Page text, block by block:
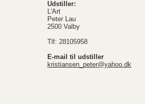
Udstiller:
L'Art
Peter Lau
2500 Valby
Tlf: 28105958
E-mail til udstiller
kristiansen_peter@yahoo.dk